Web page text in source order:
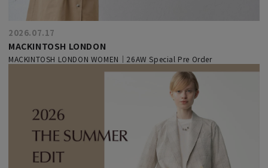
2026.07.17
MACKINTOSH LONDON
MACKINTOSH LONDON WOMEN｜26AW Special Pre Order